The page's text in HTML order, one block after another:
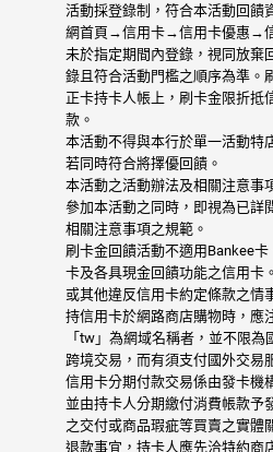
活動採登錄制，符合本活動回饋
網首頁→信用卡→信用卡優惠→
未於指定期間內登錄，視同放棄
錄且符合活動門檻之順序為準。
正卡持卡人帳上，刷卡金限折抵
款。
本活動不得與本行於單一活動特
若同時符合將擇優回饋。
本活動之活動辦法及相關注意事
參加本活動之同時，即視為已詳
相關注意事項之規範。
刷卡金回饋活動不適用Bankee
卡及各具現金回饋功能之信用卡
或其他違反信用卡約定條款之情
持信用卡於網路商店購物時，應
「tw」為網域名稱者，並不限
跨境交易，而有須支付國外交易
信用卡分期付款交易係由發卡機
並由持卡人分期繳付消費帳款予
之交付或商品瑕疵等買賣之實體
退款事宜，持卡人應先洽特約商